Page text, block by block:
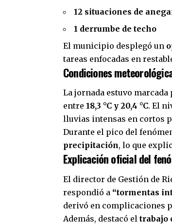
12 situaciones de
1 derrumbe de techo
El municipio desplegó un
tareas enfocadas en
Condiciones
La jornada estuvo marcada
entre 18,3 °C y 20,4 °C. El
lluvias intensas en cortos
Durante el pico del
precipitación, lo que
Explicación oficial del
El director de Gestión de
respondió a “tormentas
derivó en complicaciones
Además, destacó el trabajo